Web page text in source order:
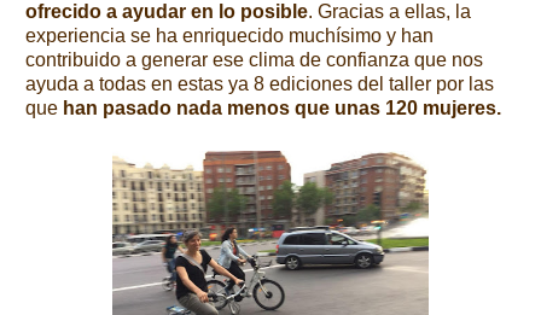
ofrecido a ayudar en lo posible. Gracias a ellas, la
experiencia se ha enriquecido muchísimo y han
contribuido a generar ese clima de confianza que nos
ayuda a todas en estas ya 8 ediciones del taller por las
que han pasado nada menos que unas 120 mujeres.